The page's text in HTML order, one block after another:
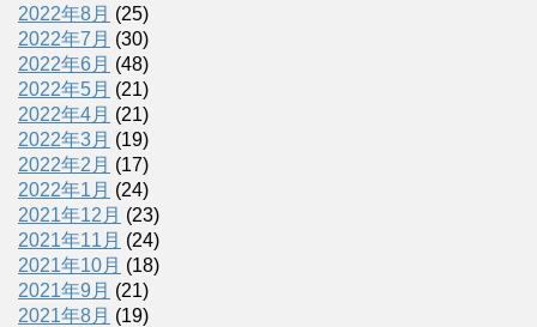
2022年8月 (25)
2022年7月 (30)
2022年6月 (48)
2022年5月 (21)
2022年4月 (21)
2022年3月 (19)
2022年2月 (17)
2022年1月 (24)
2021年12月 (23)
2021年11月 (24)
2021年10月 (18)
2021年9月 (21)
2021年8月 (19)